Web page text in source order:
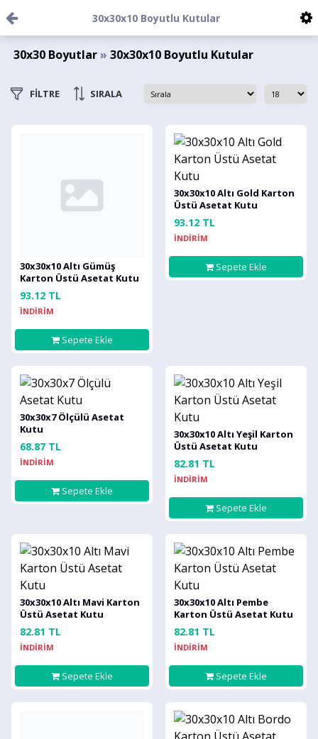
30x30x10 Boyutlu Kutular
30x30 Boyutlar» 30x30x10 Boyutlu Kutular
FİLTRE SIRALA
30x30x10 Altı Gümüş
Karton Üstü Asetat Kutu
93.12 TL
İNDİRİM
Sepete Ekle
30x30x10 Altı Gold Karton
Üstü Asetat Kutu
93.12 TL
İNDİRİM
Sepete Ekle
30x30x7 Ölçülü Asetat
Kutu
68.87 TL
İNDİRİM
Sepete Ekle
30x30x10 Altı Yeşil Karton
Üstü Asetat Kutu
82.81 TL
İNDİRİM
Sepete Ekle
30x30x10 Altı Mavi Karton
Üstü Asetat Kutu
82.81 TL
İNDİRİM
Sepete Ekle
30x30x10 Altı Pembe
Karton Üstü Asetat Kutu
82.81 TL
İNDİRİM
Sepete Ekle